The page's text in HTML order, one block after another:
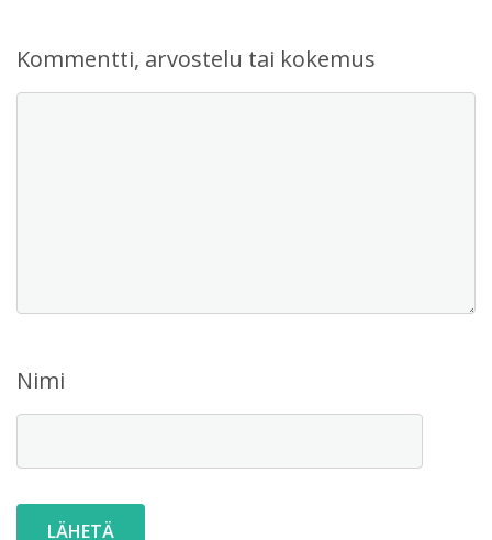
Kommentti, arvostelu tai kokemus
Nimi